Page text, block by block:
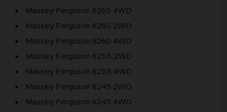
Massey Ferguson 6265 4WD
Massey Ferguson 6260 2WD
Massey Ferguson 6260 4WD
Massey Ferguson 6255 2WD
Massey Ferguson 6255 4WD
Massey Ferguson 6245 2WD
Massey Ferguson 6245 4WD